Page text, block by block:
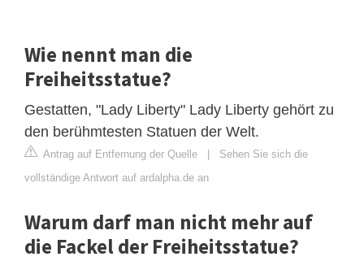
Wie nennt man die
Freiheitsstatue?
Gestatten, "Lady Liberty" Lady Liberty gehört zu
den berühmtesten Statuen der Welt.
Antrag auf Entfernung der Quelle
Sehen Sie sich die
vollständige Antwort auf ardalpha.de an
Warum darf man nicht mehr auf
die Fackel der Freiheitsstatue?